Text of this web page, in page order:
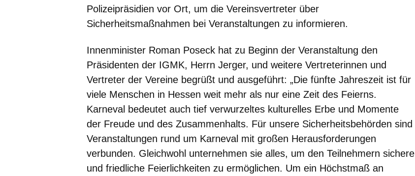
Polizeipräsidien vor Ort, um die Vereinsvertreter über
Sicherheitsmaßnahmen bei Veranstaltungen zu informieren.
Innenminister Roman Poseck hat zu Beginn der Veranstaltung den
Präsidenten der IGMK, Herrn Jerger, und weitere Vertreterinnen und
Vertreter der Vereine begrüßt und ausgeführt: „Die fünfte Jahreszeit ist für
viele Menschen in Hessen weit mehr als nur eine Zeit des Feierns.
Karneval bedeutet auch tief verwurzeltes kulturelles Erbe und Momente
der Freude und des Zusammenhalts. Für unsere Sicherheitsbehörden sind
Veranstaltungen rund um Karneval mit großen Herausforderungen
verbunden. Gleichwohl unternehmen sie alles, um den Teilnehmern sichere
und friedliche Feierlichkeiten zu ermöglichen. Um ein Höchstmaß an